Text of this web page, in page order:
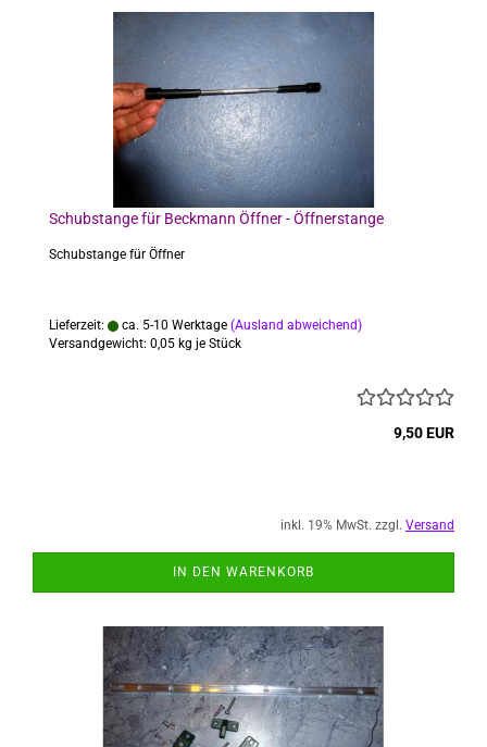
Schubstange für Beckmann Öffner - Öffnerstange
Schubstange für Öffner
Lieferzeit: ca. 5-10 Werktage (Ausland abweichend)
Versandgewicht: 0,05 kg je Stück
9,50 EUR
inkl. 19% MwSt. zzgl. Versand
IN DEN WARENKORB